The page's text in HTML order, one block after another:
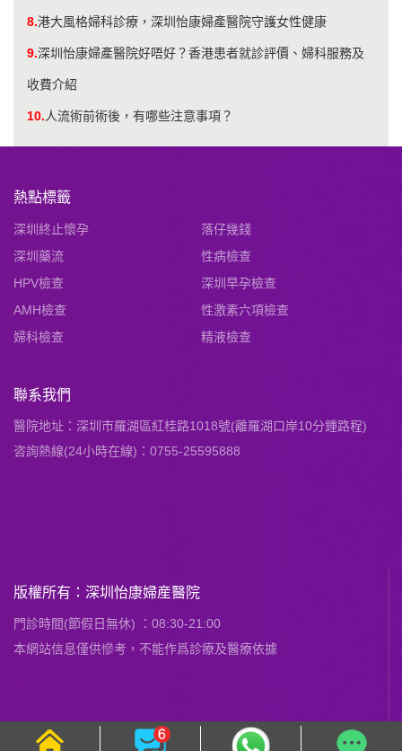
8.港大風格婦科診療，深圳怡康婦產醫院守護女性健康
9.深圳怡康婦產醫院好唔好？香港患者就診評價、婦科服務及
收費介紹
10.人流術前術後，有哪些注意事項？
熱點標籤
深圳終止懷孕
落仔幾錢
深圳藥流
性病檢查
HPV檢查
深圳早孕檢查
AMH檢查
性激素六項檢查
婦科檢查
精液檢查
聯系我們
醫院地址：深圳市羅湖區紅桂路1018號(離羅湖口岸10分鍾路程)
咨詢熱線(24小時在線)：0755-25595888
版權所有：深圳怡康婦産醫院
門診時間(節假日無休) ：08:30-21:00
本網站信息僅供慘考，不能作爲診療及醫療依據